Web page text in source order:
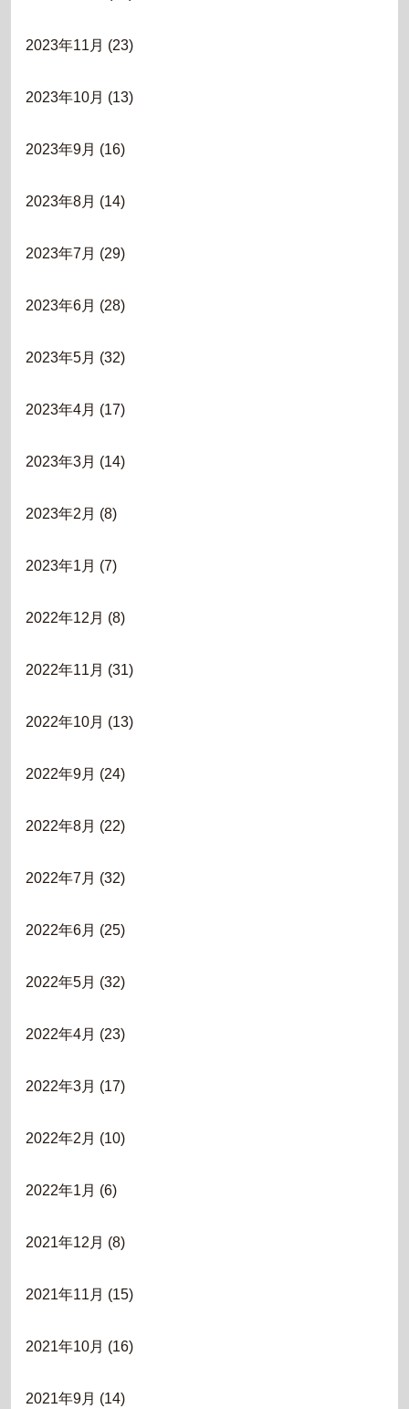
2023年11月 (23)
2023年10月 (13)
2023年9月 (16)
2023年8月 (14)
2023年7月 (29)
2023年6月 (28)
2023年5月 (32)
2023年4月 (17)
2023年3月 (14)
2023年2月 (8)
2023年1月 (7)
2022年12月 (8)
2022年11月 (31)
2022年10月 (13)
2022年9月 (24)
2022年8月 (22)
2022年7月 (32)
2022年6月 (25)
2022年5月 (32)
2022年4月 (23)
2022年3月 (17)
2022年2月 (10)
2022年1月 (6)
2021年12月 (8)
2021年11月 (15)
2021年10月 (16)
2021年9月 (14)